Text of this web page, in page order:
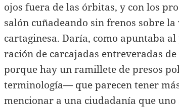
ojos fuera de las órbitas, y con los
salón cuñadeando sin frenos sobre la
cartaginesa. Daría, como apuntaba
ración de carcajadas entreveradas
porque hay un ramillete de presos
terminología— que parecen tener
mencionar a una ciudadanía que